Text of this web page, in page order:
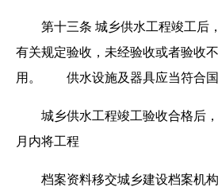
第十三条 城乡供水工程竣工后
有关规定验收，未经验收或者验收
用。 供水设施及器具应当符合国
城乡供水工程竣工验收合格后
月内将工程
档案资料移交城乡建设档案机